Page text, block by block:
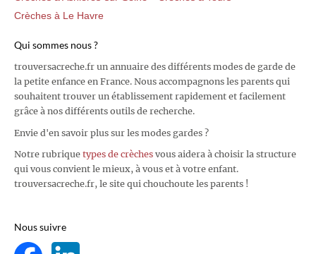
Crèches à Le Havre
Qui sommes nous ?
trouversacreche.fr un annuaire des différents modes de garde de
la petite enfance en France. Nous accompagnons les parents qui
souhaitent trouver un établissement rapidement et facilement
grâce à nos différents outils de recherche.
Envie d'en savoir plus sur les modes gardes ?
Notre rubrique types de crèches vous aidera à choisir la structure
qui vous convient le mieux, à vous et à votre enfant.
trouversacreche.fr, le site qui chouchoute les parents !
Nous suivre